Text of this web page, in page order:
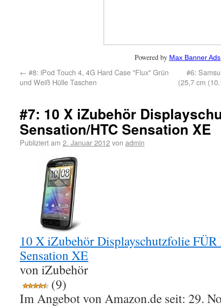
Powered by Max Banner Ads
← #8: iPod Touch 4, 4G Hard Case "Flux" Grün
und Weiß Hülle Taschen
#6:
(25,7 cm
#7: 10 X iZubehör
Sensation/HTC Sensation XE
Publiziert am 2. Januar 2012von admin
10 X iZubehör Displayschutzfolie
Sensation XE
von iZubehör
(9)
Im Angebot von Amazon.de seit: 29.